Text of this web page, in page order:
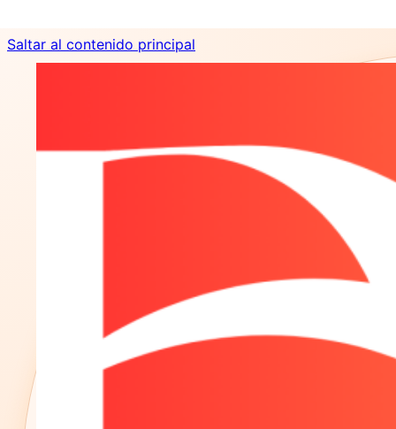
Saltar al contenido principal